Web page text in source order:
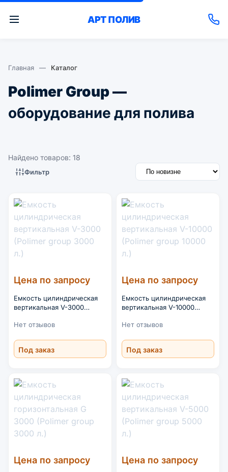
АРТ ПОЛИВ
Главная — Каталог
Polimer Group —
оборудование для полива
Найдено товаров: 18
Фильтр
Цена по запросу
Емкость цилиндрическая
вертикальная V-3000
Нет отзывов
Под заказ
Цена по запросу
Емкость цилиндрическая
вертикальная V-10000
Нет отзывов
Под заказ
Цена по запросу Цена по запросу